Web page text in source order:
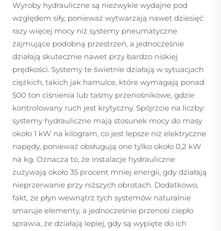
Wyroby hydrauliczne są niezwykle wydajne pod
względem siły, ponieważ wytwarzają nawet dziesięć
razy więcej mocy niż systemy pneumatyczne
zajmujące podobną przestrzeń, a jednocześnie
działają skutecznie nawet przy bardzo niskiej
prędkości. Systemy te świetnie działają w sytuacjach
ciężkich, takich jak hamulce, które wymagają ponad
500 ton ciśnienia lub taśmy przenośnikowe, gdzie
kontrolowany ruch jest krytyczny. Spójrzcie na liczby:
systemy hydrauliczne mają stosunek mocy do masy
około 1 kW na kilogram, co jest lepsze niż elektryczne
napędy, ponieważ obsługują one tylko około 0,2 kW
na kg. Oznacza to, że instalacje hydrauliczne
zużywają około 35 procent mniej energii, gdy działają
nieprzerwanie przy niższych obrotach. Dodatkowo,
fakt, że płyn wewnątrz tych systemów naturalnie
smaruje elementy, a jednocześnie przenosi ciepło
sprawia, że działają lepiej, gdy są wypięte do ich